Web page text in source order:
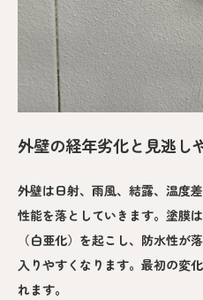
外壁の経年劣化と見逃し
外壁は日射、雨風、結露、温度
性能を落としていきます。塗膜
（白亜化）を起こし、防水性が
入りやすくなります。最初の変
れます。